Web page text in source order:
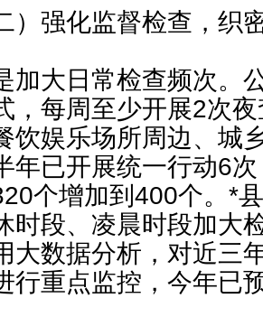
）强化监督检查，织
加大日常检查频次。
，每周至少开展2次
饮娱乐场所周边、城
年已开展统一行动6
个增加到400个。*
时段、凌晨时段加大
大数据分析，对近三
行重点监控，今年已